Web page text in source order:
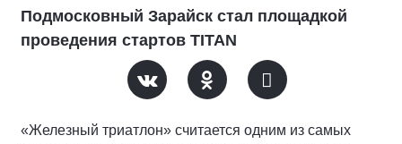
Подмосковный Зарайск стал площадкой
проведения стартов TITAN
«Железный триатлон» считается одним из самых